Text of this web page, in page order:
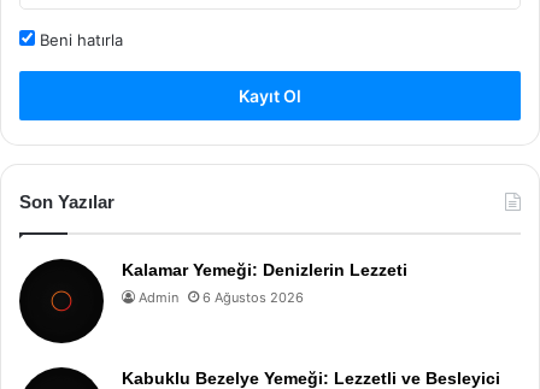
Beni hatırla
Kayıt Ol
Son Yazılar
Kalamar Yemeği: Denizlerin Lezzeti
Admin 6 Ağustos 2026
Kabuklu Bezelye Yemeği: Lezzetli ve Besleyici